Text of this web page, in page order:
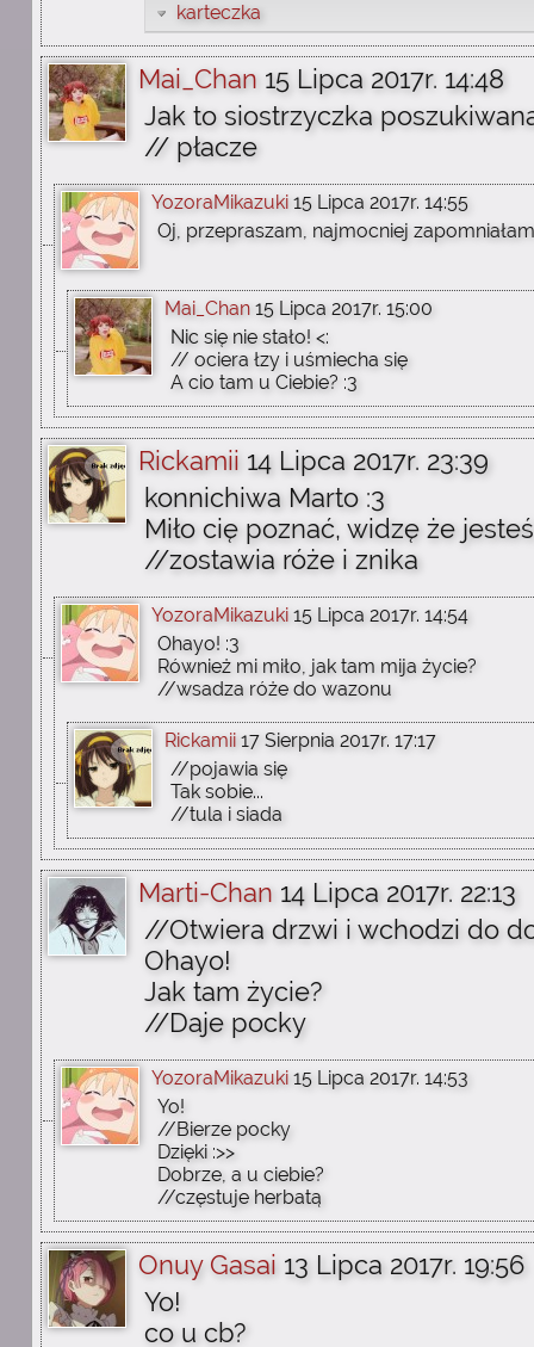
karteczka
Mai_Chan 15 Lipca 2017r. 14:48
Jak to siostrzyczka
// płacze
YozoraMikazuki 15 Lipca 2017r. 14:55
Oj, przepraszam, najmocniej
Mai_Chan 15 Lipca 2017r. 15:00
Nic się nie stało! <:
// ociera łzy i uśmiecha się
A cio tam u Ciebie? :3
Rickamii 14 Lipca 2017r. 23:39
konnichiwa Marto :3
Miło cię poznać, widzę że
//zostawia róże i znika
YozoraMikazuki 15 Lipca 2017r. 14:54
Ohayo! :3
Również mi miło, jak tam mija życie?
//wsadza róże do wazonu
Rickamii 17 Sierpnia 2017r. 17:17
//pojawia się
Tak sobie...
//tula i siada
Marti-Chan 14 Lipca 2017r. 22:13
//Otwiera drzwi i wchodzi do
Ohayo!
Jak tam życie?
//Daje pocky
YozoraMikazuki 15 Lipca 2017r. 14:53
Yo!
//Bierze pocky
Dzięki :>>
Dobrze, a u ciebie?
//częstuje herbatą
Onuy Gasai 13 Lipca 2017r. 19:56
Yo!
co u cb?